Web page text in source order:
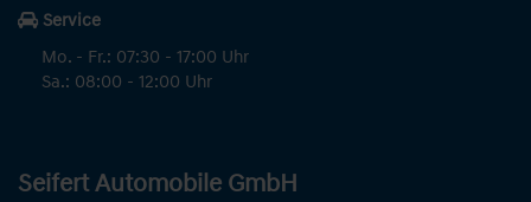
Service
Mo. - Fr.: 07:30 - 17:00 Uhr
Sa.: 08:00 - 12:00 Uhr
Seifert Automobile GmbH